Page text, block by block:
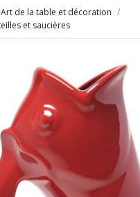
Art de la table et décoration /
et saucières